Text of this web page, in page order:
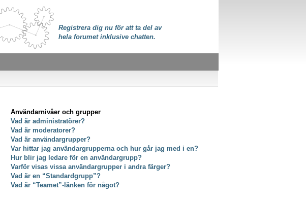
Registrera dig nu för att ta del av
hela forumet inklusive chatten.
Användarnivåer och grupper
Vad är administratörer?
Vad är moderatorer?
Vad är användargrupper?
Var hittar jag användargrupperna och hur går jag med i en?
Hur blir jag ledare för en användargrupp?
Varför visas vissa användargrupper i andra färger?
Vad är en “Standardgrupp”?
Vad är “Teamet”-länken för något?